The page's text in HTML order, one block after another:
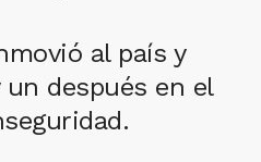
al país y
después en el